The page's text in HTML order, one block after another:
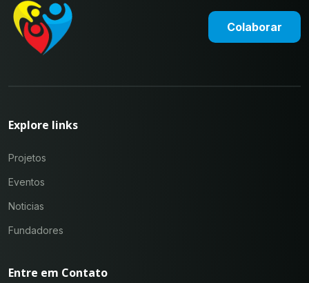
Colaborar
Explore links
Projetos
Eventos
Noticias
Fundadores
Entre em Contato